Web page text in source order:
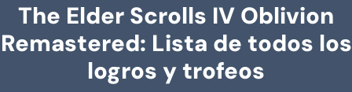
The Elder Scrolls IV Oblivion
Remastered: Lista de todos los
logros y trofeos